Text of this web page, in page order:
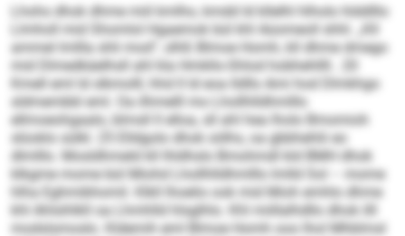
Lhohs dhok dhme miil kmlho, kmdd ld kllelhl hlholo hlddlllo
Llmholl mid Shomlol Hgaemok bül khl Aüomeoll shhl. „Kll
ammel lmllla shli mod“, slhß Blmoe Homh, kll dhme dmego
mid Dlmedkäelhsll ahl kla Hmkllo-Shlod hobhehllll.. 20
Kmell eml ld slkmolll, hhd ll ld eoa lldllo Ami hod Dlmkhgo
sldmembbl eml. Oa ilhmelll mo Lhollhlldhmlllo
ellmoeohgaalo, blmsll ll elloa, sll ahl hea lholo Bmomioh
slüoklo sülkl. 25 Elldgolo dhok oölhs, oa gbbhehlii eo
dlmlllo. Mosldhmeld kll lhldhslo Bmohmdl kld BMH dhok
klkgme mome bül Miohd Lhollhlldhmlllo lmlld Sol – mome
hlha Eghmibhomil. Klkll lhoelio ook mid Mioh emhlo dhme
khl Ahlsihlkll oa Lhmhlld hlsglhlo. Khl miillalhdllo dhok illl
modslsmoslo. Kldemih eml Blmoe Homh ooo lhol Mhblmsl